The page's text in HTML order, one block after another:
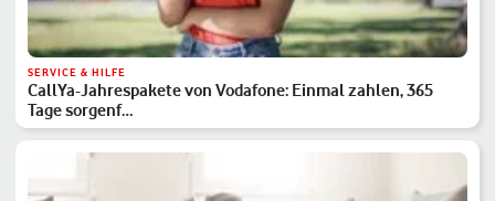
SERVICE & HILFE
CallYa-Jahrespakete von Vodafone: Einmal zahlen, 365
Tage sorgenf…